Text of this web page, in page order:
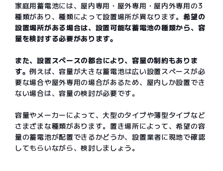
家庭用蓄電池には、屋内専用・屋外専用・屋内外専用の3
種類があり、種類によって設置場所が異なります。希望の
設置場所がある場合は、設置可能な蓄電池の種類から、容
量を検討する必要があります。
また、設置スペースの都合により、容量の制約もありま
す。例えば、容量が大きな蓄電池は広い設置スペースが必
要な場合や屋外専用の場合があるため、屋内しか設置でき
ない場合は、容量の検討が必要です。
容量やメーカーによって、大型のタイプや薄型タイプなど
さまざまな種類があります。置き場所によって、希望の容
量の蓄電池が配置できるかどうか、設置業者に現地で確認
してもらいながら、検討しましょう。